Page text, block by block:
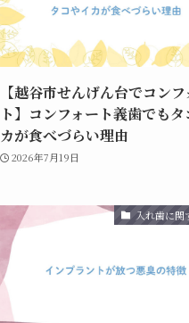
【越谷市せんげん台でコンフ
ト】コンフォート義歯でもタ
カが食べづらい理由
2026年7月19日
入れ歯に関